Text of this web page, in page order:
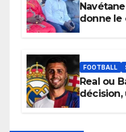
donne le
apaisées.
FOOTBALL
Real ou
décision,